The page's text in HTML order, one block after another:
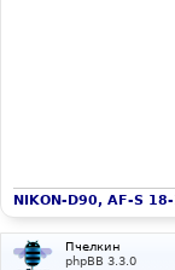
NIKON-D90, AF-S
Пчелкин
phpBB 3.3.0